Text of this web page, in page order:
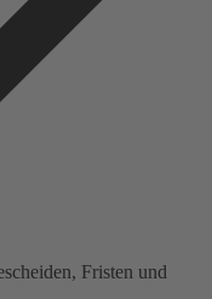
Fristen und